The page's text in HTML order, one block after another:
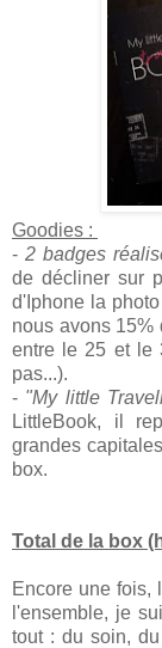
Goodies :
- 2 badges
de décliner sur
d'Iphone la
nous avons 15%
entre le 25 et le
pas...).
- "My little
LittleBook, il
grandes
box.
Total de la box
Encore une fois,
l'ensemble, je
tout : du soin,